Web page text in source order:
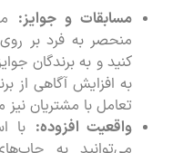
مسابقات و جوایز:
منحصر به فرد بر روی
کنید و به برندگان
به افزایش آگاهی از
تعامل با مشتریان
واقعیت افزوده: با